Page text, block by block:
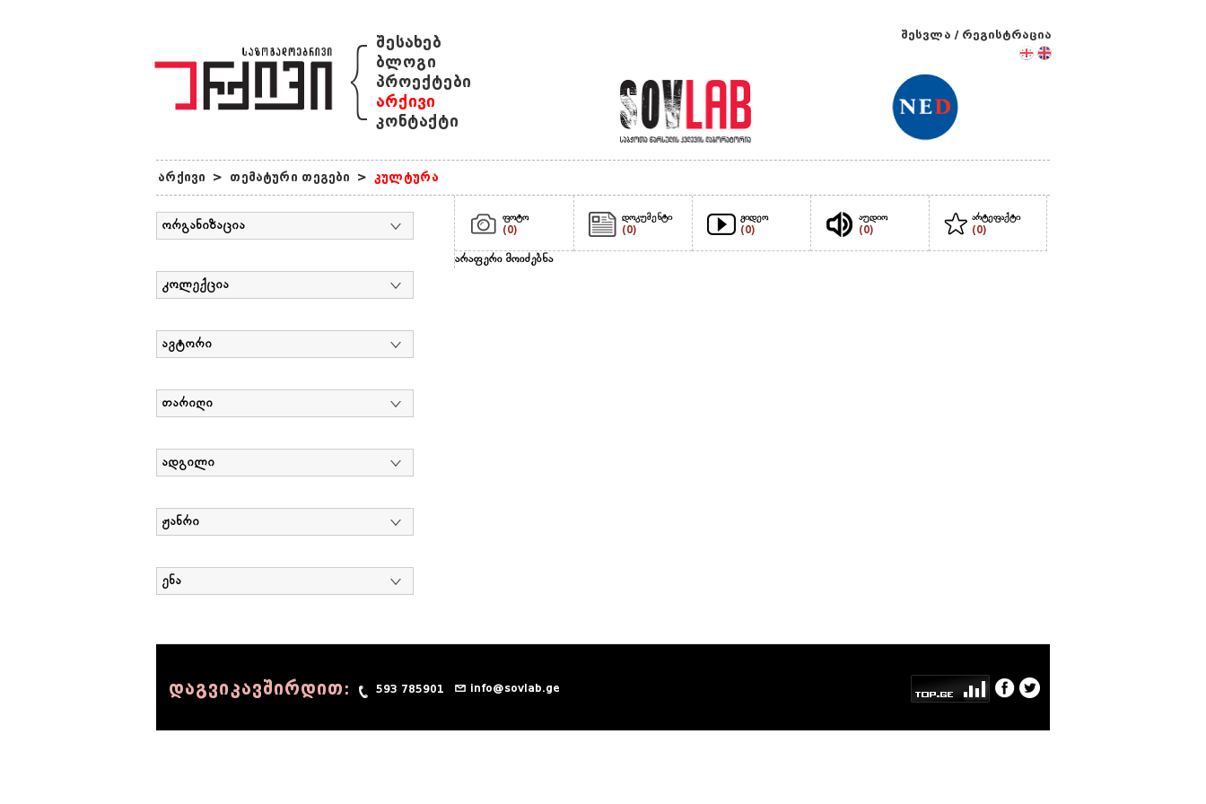
{ შესახებ
ბლოგი
პროექტები
არქივი
კონტაქტი
შესვლა / რეგისტრაცია
არქივი > თემატური თეგები > კულტურა
ორგანიზაცია
კოლექცია
ავტორი
თარიღი
ადგილი
ჟანრი
ენა
ფოტო
(0)
დოკუმენტი
(0)
ვიდეო
(0)
აუდიო
(0)
არტეფაქტი
(0)
არაფერი მოიძებნა
დაგვიკავშირდით: 593 785901 info@sovlab.ge